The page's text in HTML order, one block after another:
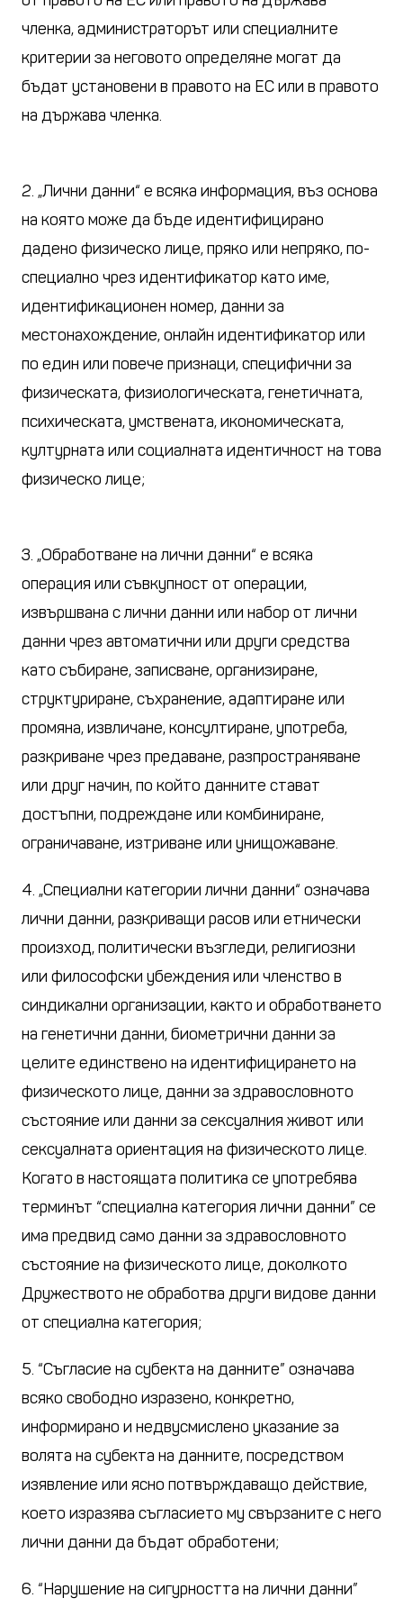
членка, администраторът или специалните
критерии за неговото определяне могат да
бъдат установени в правото на ЕС или в правото
на държава членка.
2. „Лични данни“ е всяка информация, въз основа
на която може да бъде идентифицирано
дадено физическо лице, пряко или непряко, по-
специално чрез идентификатор като име,
идентификационен номер, данни за
местонахождение, онлайн идентификатор или
по един или повече признаци, специфични за
физическата, физиологическата, генетичната,
психическата, умствената, икономическата,
културната или социалната идентичност на това
физическо лице;
3. „Обработване на лични данни“ е всяка
операция или съвкупност от операции,
извършвана с лични данни или набор от лични
данни чрез автоматични или други средства
като събиране, записване, организиране,
структуриране, съхранение, адаптиране или
промяна, извличане, консултиране, употреба,
разкриване чрез предаване, разпространяване
или друг начин, по който данните стават
достъпни, подреждане или комбиниране,
ограничаване, изтриване или унищожаване.
4. „Специални категории лични данни“ означава
лични данни, разкриващи расов или етнически
произход, политически възгледи, религиозни
или философски убеждения или членство в
синдикални организации, както и обработването
на генетични данни, биометрични данни за
целите единствено на идентифицирането на
физическото лице, данни за здравословното
състояние или данни за сексуалния живот или
сексуалната ориентация на физическото лице.
Когато в настоящата политика се употребява
терминът “специална категория лични данни” се
има предвид само данни за здравословното
състояние на физическото лице, доколкото
Дружеството не обработва други видове данни
от специална категория;
5. “Съгласие на субекта на данните” означава
всяко свободно изразено, конкретно,
информирано и недвусмислено указание за
волята на субекта на данните, посредством
изявление или ясно потвърждаващо действие,
което изразява съгласието му свързаните с него
лични данни да бъдат обработени;
6. “Нарушение на сигурността на лични данни”